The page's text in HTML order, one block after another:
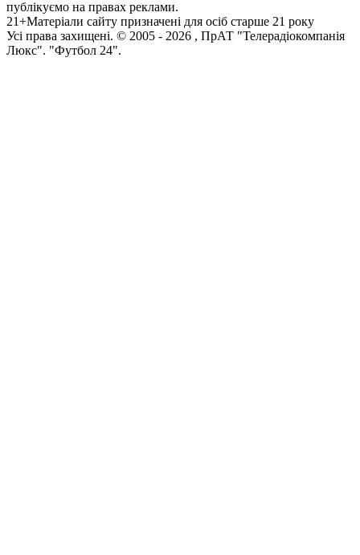
публікуємо на правах реклами.
21+Матеріали сайту призначені для осіб старше 21 року
Усi права захищенi. © 2005 - 2026 , ПрАТ "Телерадіокомпанія
Люкс". "Футбол 24".